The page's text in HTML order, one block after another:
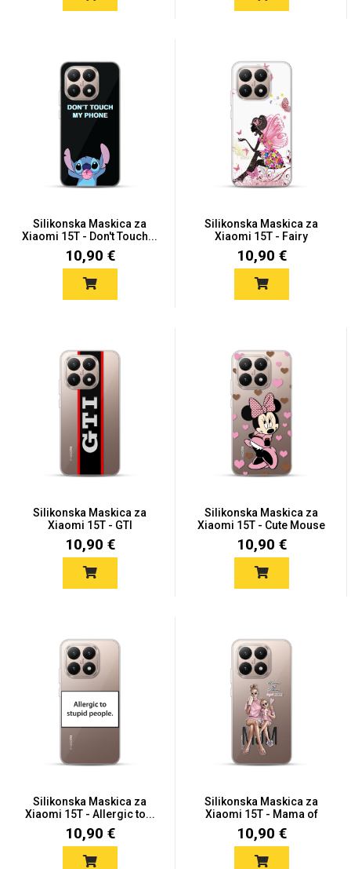
Silikonska Maskica za
Xiaomi 15T - Don't Touch...
10,90 €
Silikonska Maskica za
Xiaomi 15T - Fairy
10,90 €
Silikonska Maskica za
Xiaomi 15T - GTI
10,90 €
Silikonska Maskica za
Xiaomi 15T - Cute Mouse
10,90 €
Silikonska Maskica za
Xiaomi 15T - Allergic to...
10,90 €
Silikonska Maskica za
Xiaomi 15T - Mama of
Dra...
10,90 €
Svijet životinja Auto - Moto motivi
Mandale / Cvjetni
MarbleMania
Gaming motivi Crtani filmovi
Sportski motivi Obiteljski motivi